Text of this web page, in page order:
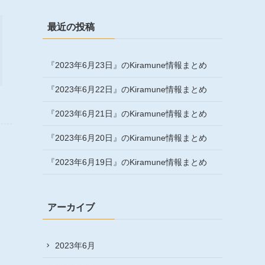
最近の投稿
『2023年6月23日』のKiramune情報まとめ
『2023年6月22日』のKiramune情報まとめ
『2023年6月21日』のKiramune情報まとめ
『2023年6月20日』のKiramune情報まとめ
『2023年6月19日』のKiramune情報まとめ
アーカイブ
2023年6月